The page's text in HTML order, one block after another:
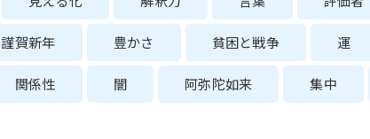
謹賀新年 豊かさ 貧困と戦争 運
関係性 闇 阿弥陀如来 集中